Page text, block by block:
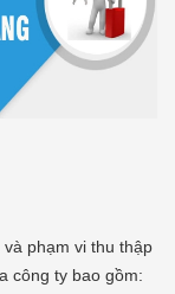
phạm vi thu thập
công ty bao gồm: